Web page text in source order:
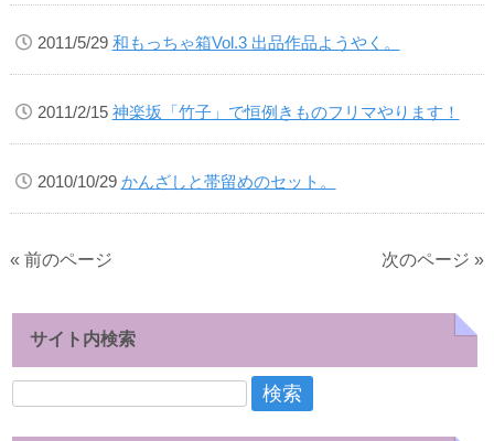
2011/5/29 和もっちゃ箱Vol.3 出品作品ようやく。
2011/2/15 神楽坂「竹子」で恒例きものフリマやります！
2010/10/29 かんざしと帯留めのセット。
« 前のページ 次のページ »
サイト内検索
検